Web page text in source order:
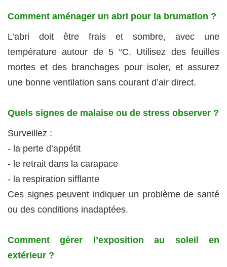
Comment aménager un abri pour la brumation ?
L’abri doit être frais et sombre, avec une
température autour de 5 °C. Utilisez des feuilles
mortes et des branchages pour isoler, et assurez
une bonne ventilation sans courant d’air direct.
Quels signes de malaise ou de stress observer ?
Surveillez :
- la perte d’appétit
- le retrait dans la carapace
- la respiration sifflante
Ces signes peuvent indiquer un problème de santé
ou des conditions inadaptées.
Comment gérer l’exposition au soleil en
extérieur ?